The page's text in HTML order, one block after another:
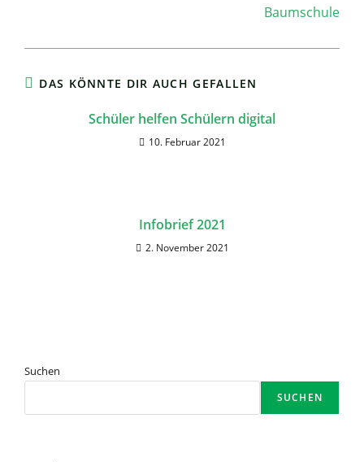
Baumschule
DAS KÖNNTE DIR AUCH GEFALLEN
Schüler helfen Schülern digital
10. Februar 2021
Infobrief 2021
2. November 2021
Suchen
SUCHEN